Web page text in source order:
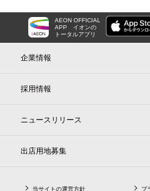
AEON OFFICIAL
APP
イオンの
トータルアプリ
企業情報
採用情報
ニュースリリース
出店用地募集
当サイトの運営方針 プ